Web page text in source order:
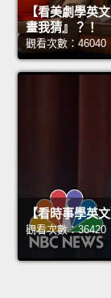
【看美劇學英
畫我猜』？！
觀看次數：46040
【看時事學英
觀看次數：36420